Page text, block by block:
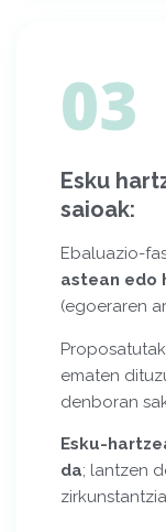
03
Esku
saioak:
Ebaluazio-
astean edo
(egoeraren
ematen
denboran
Esku-
da; lantzen